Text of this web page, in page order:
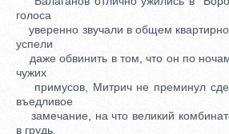
голоса
уверенно звучали в общем
успели
даже обвинить в том, что он по
чужих
примусов, Митрич не преминул
въедливое
замечание, на что великий
в грудь.